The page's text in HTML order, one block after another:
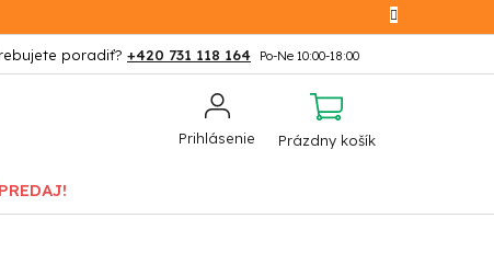
+420 731 118 164
Prihlásenie
NÁKUPNÝ
Prázdny košík